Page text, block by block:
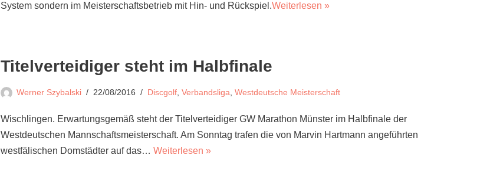
System sondern im Meisterschaftsbetrieb mit Hin- und Rückspiel.Weiterlesen »
Titelverteidiger steht im Halbfinale
Werner Szybalski 22/08/2016 Discgolf Verbandsliga Westdeutsche Meisterschaft
Wischlingen. Erwartungsgemäß steht der Titelverteidiger GW Marathon Münster im Halbfinale der
Westdeutschen Mannschaftsmeisterschaft. Am Sonntag trafen die von Marvin Hartmann angeführten
westfälischen Domstädter auf das… Weiterlesen »